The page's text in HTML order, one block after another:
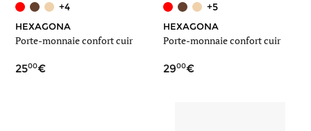
+4
HEXAGONA
Porte-monnaie confort cuir
2500
+5
HEXAGONA
Porte-monnaie confort cuir
2900